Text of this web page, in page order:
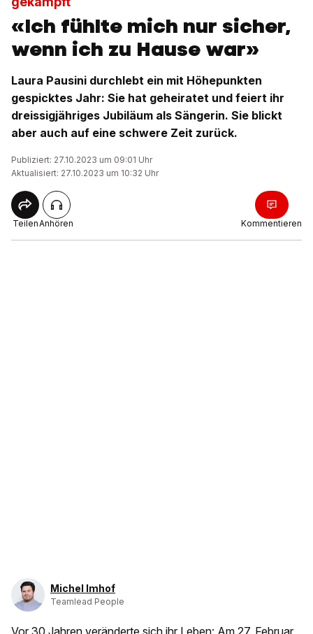
«Ich fühlte mich nur sicher,
wenn ich zu Hause war»
Laura Pausini durchlebt ein mit Höhepunkten
gespicktes Jahr: Sie hat geheiratet und feiert ihr
dreissigjähriges Jubiläum als Sängerin. Sie blickt
aber auch auf eine schwere Zeit zurück.
Publiziert: 27.10.2023 um 09:01 Uhr
Aktualisiert: 27.10.2023 um 10:32 Uhr
TeilenAnhören Kommentieren
Michel Imhof
Teamlead People